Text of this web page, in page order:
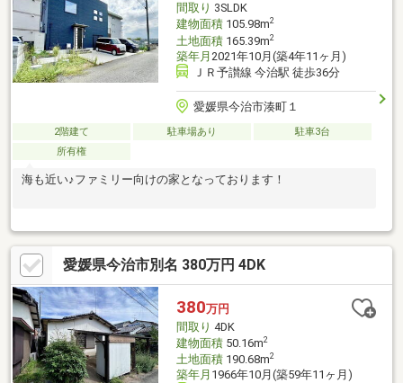
間取り 3SLDK
建物面積105.98m2
土地面積165.39m2
築年月 2021年10月(築4年11ヶ月)
ＪＲ予讃線 今治駅 徒歩36分
愛媛県今治市湊町１
2階建て 駐車場あり
駐車3台
所有権
海も近い♪ファミリー向けの家となっております！
愛媛県今治市別名 380万円 4DK
380万円
間取り 4DK
建物面積50.16m2
土地面積190.68m2
築年月 1966年10月(築59年11ヶ月)